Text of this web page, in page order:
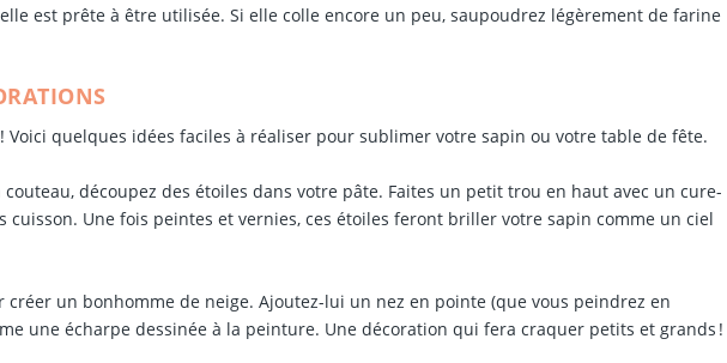
est prête à être utilisée. Si elle colle encore un peu, saupoudrez légèrement de farine
Voici quelques idées faciles à réaliser pour sublimer votre sapin ou votre table de fête.
couteau, découpez des étoiles dans votre pâte. Faites un petit trou en haut avec un cure-
cuisson. Une fois peintes et vernies, ces étoiles feront briller votre sapin comme un ciel
créer un bonhomme de neige. Ajoutez-lui un nez en pointe (que vous peindrez en
une écharpe dessinée à la peinture. Une décoration qui fera craquer petits et grands !